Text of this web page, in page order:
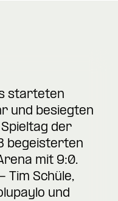
starteten
und besiegten
der
begeisterten
mit 9:0.
Tim Schüle,
und